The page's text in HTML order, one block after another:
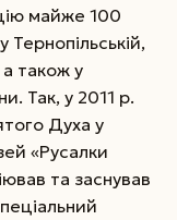
майже 100
також у
Так, у 2011 р.
Духа у
«Русалки
та заснував